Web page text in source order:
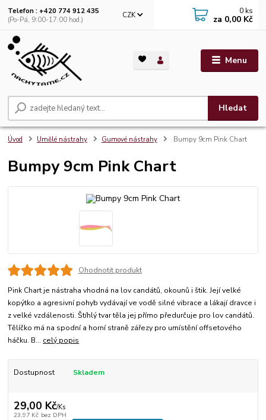
Menu
CZK
Hledat
Telefon : +420 774 912 435
(Po-Pá, 9:00-17:00 hod.)
0 ks
za 0,00 Kč
Úvod Umělé nástrahy Gumové nástrahy Bumpy 9cm Pink Chart
Bumpy 9cm Pink Chart
Ohodnotit produkt
Pink Chart je nástraha vhodná na lov candátů, okounů i štik. Její velké
kopýtko a agresivní pohyb vydávají ve vodě silné vibrace a lákají dravce i
z velké vzdálenosti. Štíhlý tvar těla jej přímo předurčuje pro lov candátů.
Tělíčko má na spodní a horní straně zářezy pro umístění offsetového
háčku. B... celý popis
Dostupnost Skladem
29,00 Kč/Ks
23,97 Kč bez DPH